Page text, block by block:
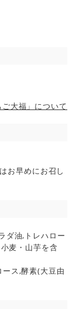
ご大福」について
お早めにお召し
ダ油,トレハロー
麦・山芋を含
ース,酵素(大豆由